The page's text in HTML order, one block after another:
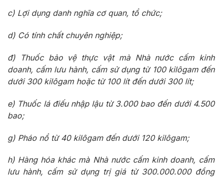
c) Lợi dụng danh nghĩa cơ quan, tổ chức;
d) Có tính chất chuyên nghiệp;
đ) Thuốc bảo vệ thực vật mà Nhà nước cấm kinh
doanh, cấm lưu hành, cấm sử dụng từ 100 kilôgam đến
dưới 300 kilôgam hoặc từ 100 lít đến dưới 300 lít;
e) Thuốc lá điếu nhập lậu từ 3.000 bao đến dưới 4.500
bao;
g) Pháo nổ từ 40 kilôgam đến dưới 120 kilôgam;
h) Hàng hóa khác mà Nhà nước cấm kinh doanh, cấm
lưu hành, cấm sử dụng trị giá từ 300.000.000 đồng